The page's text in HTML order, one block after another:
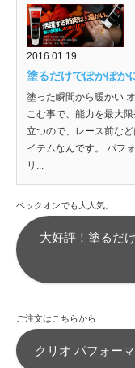
2016.01.19
塗るだけでぽかぽか
塗った瞬間から暖かい
こむ事で、能力を最大
立つので、レース前な
イテムなんです。 パフ
リ...
ベックオンでも大人気。
大好評！塗るだ
ご注文はこちらから
クリオ パフォー